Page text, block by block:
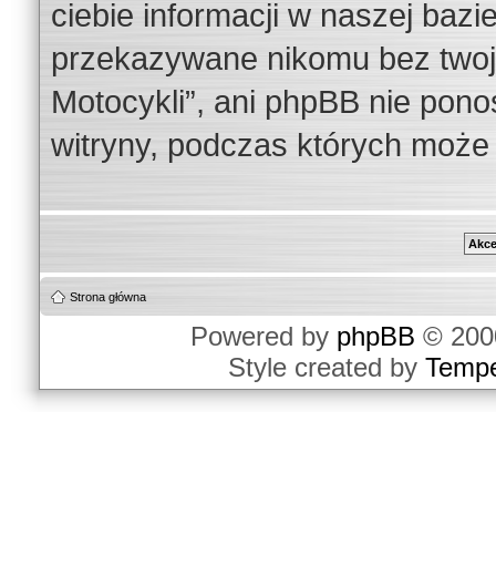
ciebie informacji w naszej
przekazywane nikomu bez
Motocykli”, ani phpBB nie
witryny, podczas których
Strona główna
Powered by phpBB ©
Style created by